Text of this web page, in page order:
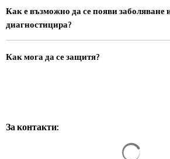
Как е възможно да се появи заболяване
диагностицира?
Как мога да се защитя?
За контакти: